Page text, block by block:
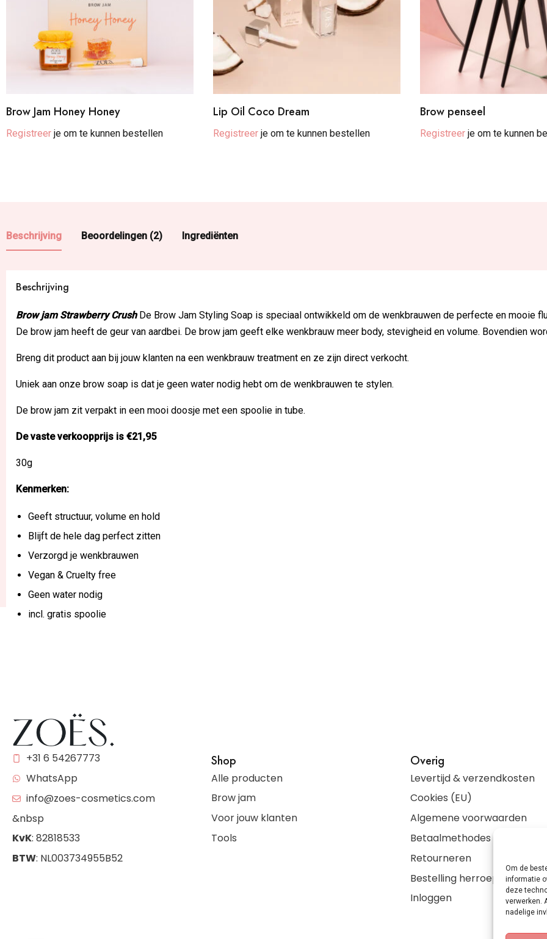
Om de
informatie
deze
verwerken.
nadelige
Brow Jam Honey Honey
Registreer je om te kunnen bestellen
Lip Oil Coco Dream
Registreer je om te kunnen bestellen
Brow penseel
Registreer je om te kunnen
Beschrijving Beoordelingen (2) Ingrediënten
Beschrijving
Brow jam Strawberry Crush De Brow Jam Styling Soap is speciaal ontwikkeld om de wenkbrauwen de perfecte en mooie
De brow jam heeft de geur van aardbei. De brow jam geeft elke wenkbrauw meer body, stevigheid en volume. Bovendien
Breng dit product aan bij jouw klanten na een wenkbrauw treatment en ze zijn direct verkocht.
Uniek aan onze brow soap is dat je geen water nodig hebt om de wenkbrauwen te stylen.
De brow jam zit verpakt in een mooi doosje met een spoolie in tube.
De vaste verkoopprijs is €21,95
30g
Kenmerken:
Geeft structuur, volume en hold
Blijft de hele dag perfect zitten
Verzorgd je wenkbrauwen
Vegan & Cruelty free
Geen water nodig
incl. gratis spoolie
+31 6 54267773
WhatsApp
info@zoes-cosmetics.com
&nbsp
KvK: 82818533
BTW: NL003734955B52
Shop
Alle producten
Brow jam
Voor jouw klanten
Tools
Overig
Levertijd & verzendkosten
Cookies (EU)
Algemene voorwaarden
Betaalmethodes
Retourneren
Bestelling herroepen
Inloggen